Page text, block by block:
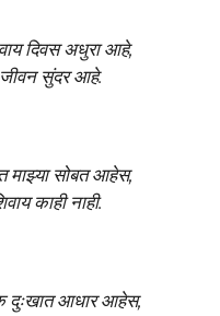
दिवस अधुरा आहे,
सुंदर आहे.
माझ्या सोबत आहेस,
काही नाही.
दुःखात आधार आहेस,